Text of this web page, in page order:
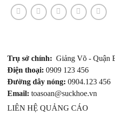
Trụ sở chính: Giảng Võ - Quận
Điện thoại: 0909 123 456
Đường dây nóng: 0904.123 456
Email: toasoan@suckhoe.vn
LIÊN HỆ QUẢNG CÁO